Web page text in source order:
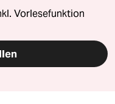
Vorlesefunktion